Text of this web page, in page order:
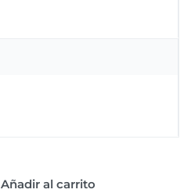
Añadir al carrito